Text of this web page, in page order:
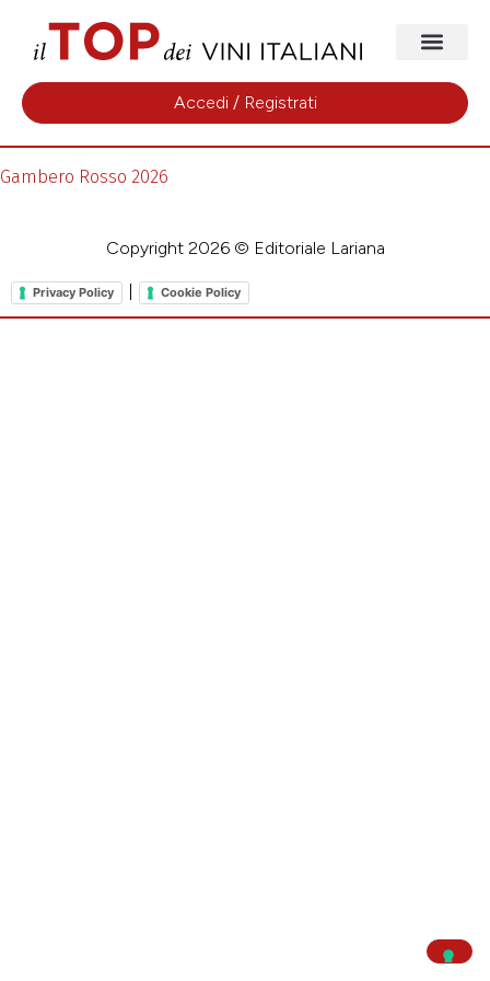
Accedi / Registrati
Gambero Rosso 2026
Copyright 2026 © Editoriale Lariana
Privacy Policy Cookie Policy